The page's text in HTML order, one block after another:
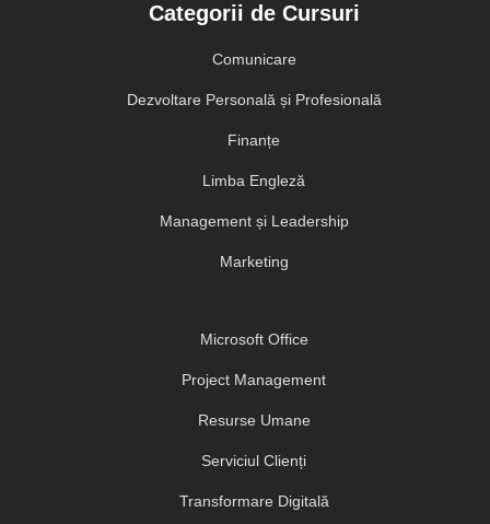
Categorii de Cursuri
Comunicare
Dezvoltare Personală și Profesională
Finanțe
Limba Engleză
Management și Leadership
Marketing
Microsoft Office
Project Management
Resurse Umane
Serviciul Clienți
Transformare Digitală